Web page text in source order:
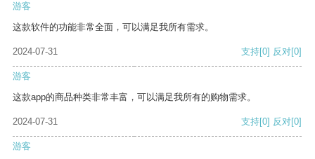
游客
这款软件的功能非常全面，可以满足我所有需求。
2024-07-31 支持[0] 反对[0]
游客
这款app的商品种类非常丰富，可以满足我所有的购物需求。
2024-07-31 支持[0] 反对[0]
游客